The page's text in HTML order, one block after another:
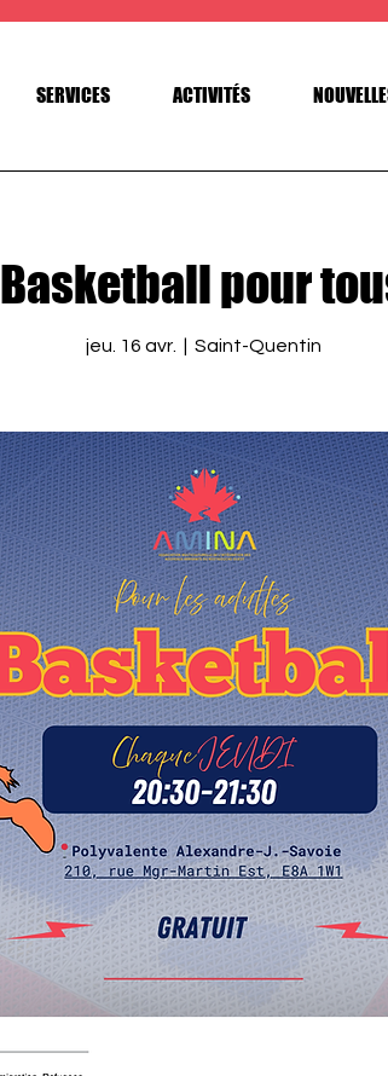
SERVICES ACTIVITÉS
Basketball pour
jeu. 16 avr. Saint-Quentin